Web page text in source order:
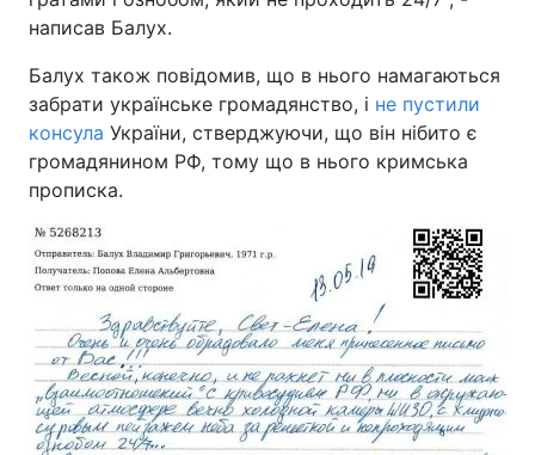
написав Балух.
Балух також повідомив, що в нього намагаються
забрати українське громадянство, і не пустили
консула України, стверджуючи, що він нібито є
громадянином РФ, тому що в нього кримська
прописка.